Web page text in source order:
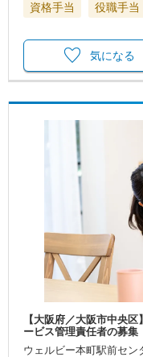
資格手当
役職手当
気になる
【大阪府／大阪市中央
ービス管理責任者の募集
ウェルビー本町駅前セン